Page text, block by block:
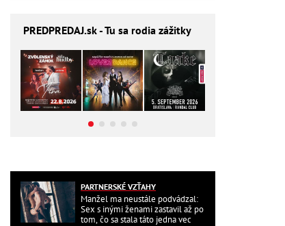
PREDPREDAJ.sk - Tu sa rodia zážitky
PARTNERSKÉ VZŤAHY
Manžel ma neustále podvádzal:
Sex s inými ženami zastavil až po
tom, čo sa stala táto jedna vec